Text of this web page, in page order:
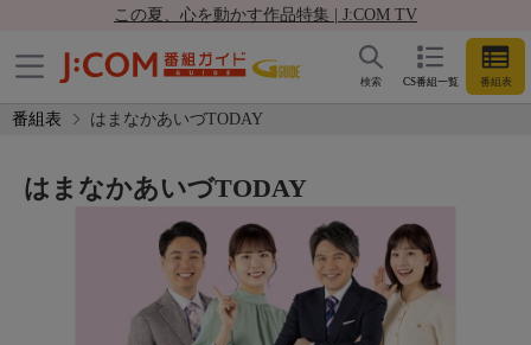
この夏、心を動かす作品特集 | J:COM TV
CS番組一覧 番組表
検索
番組表 はまなかあいづTODAY
はまなかあいづTODAY